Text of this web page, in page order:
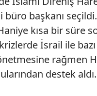
büro başkanı
kısa bir süre
İsrail ile
rağmen
destek aldı.